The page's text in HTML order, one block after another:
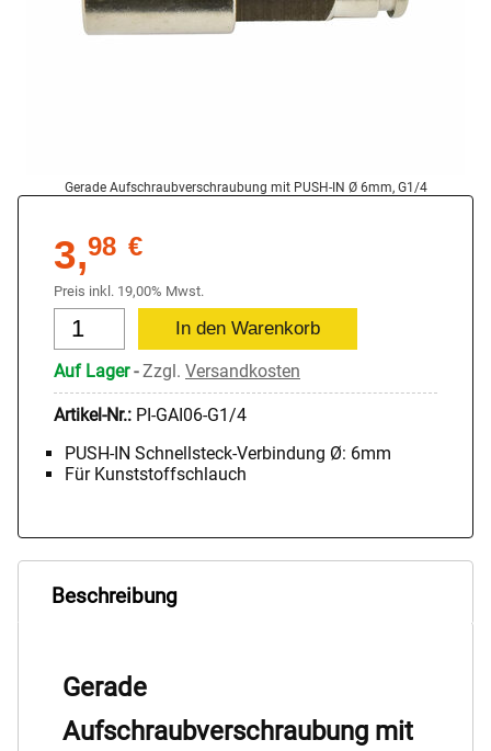
Gerade Aufschraubverschraubung mit PUSH-IN Ø 6mm, G1/4
3,98 €
Preis inkl. 19,00% Mwst.
Auf Lager-Zzgl. Versandkosten
Artikel-Nr.: PI-GAI06-G1/4
PUSH-IN Schnellsteck-Verbindung Ø: 6mm
Für Kunststoffschlauch
Beschreibung
Gerade
Aufschraubverschraubung mit